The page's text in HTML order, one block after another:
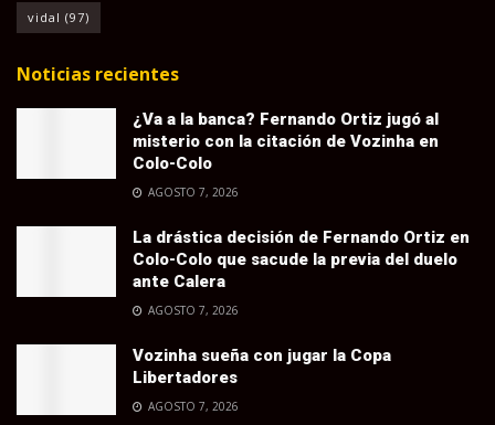
vidal (97)
Noticias recientes
¿Va a la banca? Fernando Ortiz jugó al
misterio con la citación de Vozinha en
Colo-Colo
AGOSTO 7, 2026
La drástica decisión de Fernando Ortiz en
Colo-Colo que sacude la previa del duelo
ante Calera
AGOSTO 7, 2026
Vozinha sueña con jugar la Copa
Libertadores
AGOSTO 7, 2026